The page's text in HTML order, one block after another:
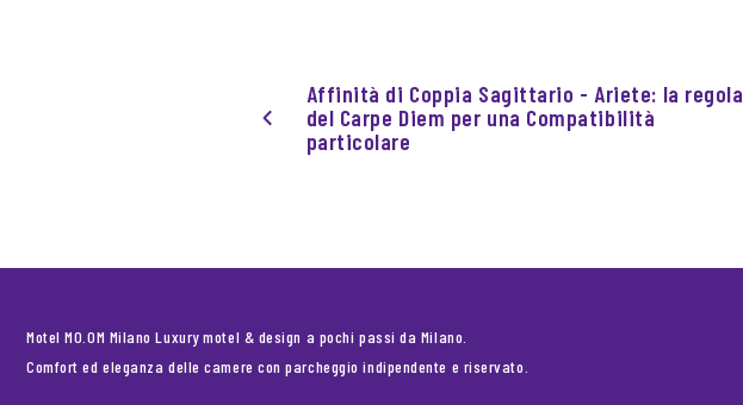
Affinità di Coppia Sagittario - Ariete: la regola
del Carpe Diem per una Compatibilità
particolare
Motel MO.OM Milano Luxury motel & design a pochi passi da Milano.
Comfort ed eleganza delle camere con parcheggio indipendente e riservato.